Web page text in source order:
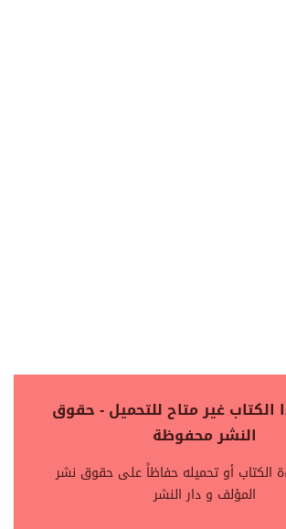
الكتاب غير متاح للتحميل - حقوق
النشر محفوظة
الكتاب أو تحميله حفاظاً على حقوق نشر
المؤلف و دار النشر